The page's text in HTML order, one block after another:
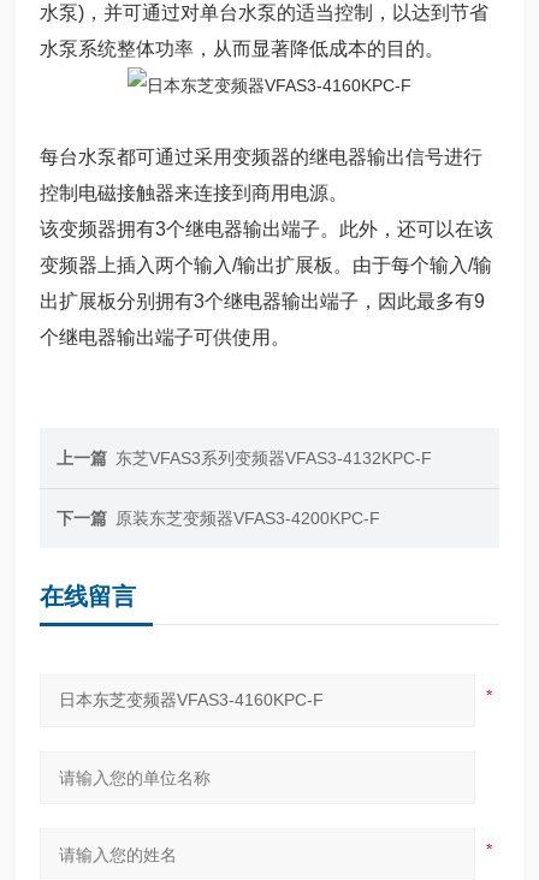
水泵)，并可通过对单台水泵的适当控制，以达到节省
水泵系统整体功率，从而显著降低成本的目的。
每台水泵都可通过采用变频器的继电器输出信号进行
控制电磁接触器来连接到商用电源。
该变频器拥有3个继电器输出端子。此外，还可以在该
变频器上插入两个输入/输出扩展板。由于每个输入/输
出扩展板分别拥有3个继电器输出端子，因此最多有9
个继电器输出端子可供使用。
上一篇 东芝VFAS3系列变频器VFAS3-4132KPC-F
下一篇 原装东芝变频器VFAS3-4200KPC-F
在线留言